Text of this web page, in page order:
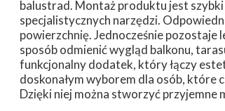
balustrad. Montaż produktu jest
specjalistycznych narzędzi.
powierzchnię. Jednocześnie pozostaje
sposób odmienić wygląd balkonu,
funkcjonalny dodatek, który łączy
doskonałym wyborem dla osób,
Dzięki niej można stworzyć przyjemne